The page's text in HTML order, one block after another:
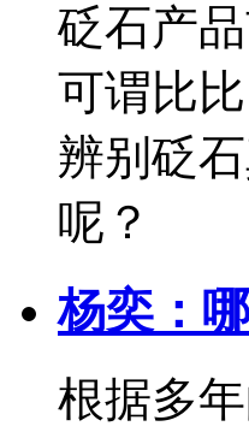
砭石产
可谓比
辨别砭
呢？
杨奕：
根据多